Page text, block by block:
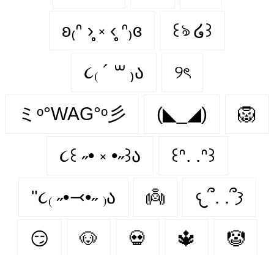
ʚ₍ᐢ ›̥̥̥ ༝ ‹̥̥̥ ᐢ₎ɞ ꒰ঌ ໒꒱
૮₍ ´ ꒳ ₎ა ୨ৎ
ミᵒ°WAG°ᵒ彡 (◣_◢) 🦁
૮꒰ ˶• ༝ •˶꒱ა ꒰ᐢ. .ᐢ꒱
"૮₍ ˶•⤙•˶ ₎ა 👼 𐔌՞. .՞𐦯
😏 🐶 💀 🔱 🤡